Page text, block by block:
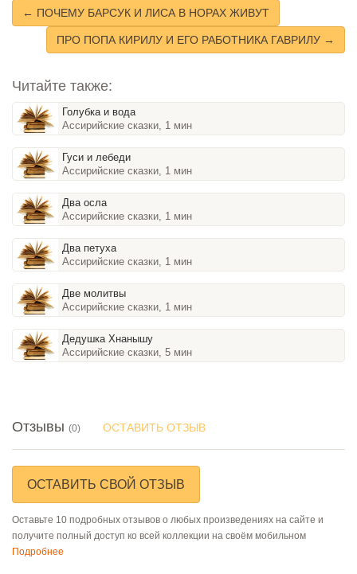
← ПОЧЕМУ БАРСУК И ЛИСА В НОРАХ ЖИВУТ
ПРО ПОПА КИРИЛУ И ЕГО РАБОТНИКА ГАВРИЛУ →
Читайте также:
Голубка и вода
Ассирийские сказки, 1 мин
Гуси и лебеди
Ассирийские сказки, 1 мин
Два осла
Ассирийские сказки, 1 мин
Два петуха
Ассирийские сказки, 1 мин
Две молитвы
Ассирийские сказки, 1 мин
Дедушка Хнанышу
Ассирийские сказки, 5 мин
Отзывы (0) ОСТАВИТЬ ОТЗЫВ
ОСТАВИТЬ СВОЙ ОТЗЫВ
Оставьте 10 подробных отзывов о любых произведениях на сайте и
получите полный доступ ко всей коллекции на своём мобильном
Подробнее